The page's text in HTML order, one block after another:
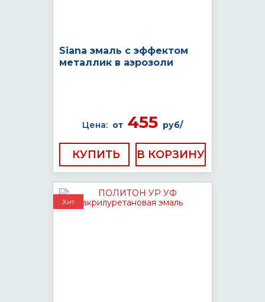
Siana эмаль с эффектом
металлик в аэрозоли
Цена: от 455 руб/
КУПИТЬ
Хит